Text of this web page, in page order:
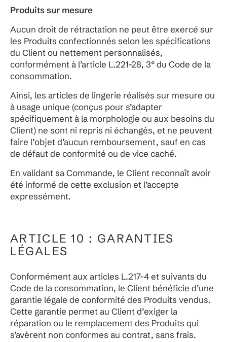
Produits sur mesure
Aucun droit de rétractation ne peut être exercé sur
les Produits confectionnés selon les spécifications
du Client ou nettement personnalisés,
conformément à l’article L.221-28, 3° du Code de la
consommation.
Ainsi, les articles de lingerie réalisés sur mesure ou
à usage unique (conçus pour s’adapter
spécifiquement à la morphologie ou aux besoins du
Client) ne sont ni repris ni échangés, et ne peuvent
faire l’objet d’aucun remboursement, sauf en cas
de défaut de conformité ou de vice caché.
En validant sa Commande, le Client reconnaît avoir
été informé de cette exclusion et l’accepte
expressément.
ARTICLE 10 : GARANTIES
LÉGALES
Conformément aux articles L.217-4 et suivants du
Code de la consommation, le Client bénéficie d’une
garantie légale de conformité des Produits vendus.
Cette garantie permet au Client d’exiger la
réparation ou le remplacement des Produits qui
s’avèrent non conformes au contrat, sans frais.